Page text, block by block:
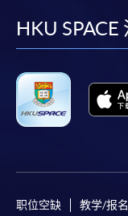
HKU
职位空缺 教学/报